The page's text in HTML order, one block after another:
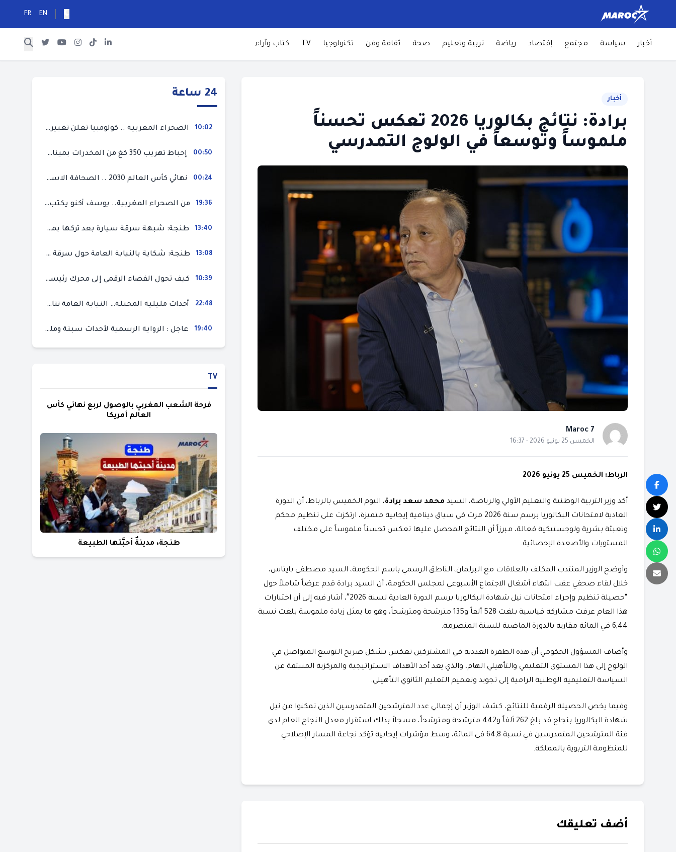
EN
FR
أخبار سياسة مجتمع إقتصاد رياضة تربية وتعليم صحة ثقافة وفن تكنولوجيا TV كتاب وآراء
أخبار
برادة: نتائج بكالوريا 2026 تعكس تحسناً
ملموساً وتوسعاً في الولوج التمدرسي
Maroc 7
الخميس 25 يونيو 2026 - 16:37
الرباط: الخميس 25 يونيو 2026
​أكد وزير التربية الوطنية والتعليم الأولي والرياضة، السيد محمد سعد برادة، اليوم الخميس بالرباط، أن الدورة
العادية لامتحانات البكالوريا برسم سنة 2026 مرت في سياق دينامية إيجابية متميزة، ارتكزت على تنظيم محكم
وتعبئة بشرية ولوجستيكية فعالة، مبرزاً أن النتائج المحصل عليها تعكس تحسناً ملموساً على مختلف
المستويات والأصعدة الإحصائية.
​وأوضح الوزير المنتدب المكلف بالعلاقات مع البرلمان، الناطق الرسمي باسم الحكومة، السيد مصطفى بايتاس،
خلال لقاء صحفي عقب انتهاء أشغال الاجتماع الأسبوعي لمجلس الحكومة، أن السيد برادة قدم عرضاً شاملاً حول
“حصيلة تنظيم وإجراء امتحانات نيل شهادة البكالوريا برسم الدورة العادية لسنة 2026″، أشار فيه إلى أن اختبارات
هذا العام عرفت مشاركة قياسية بلغت 528 ألفاً و135 مترشحة ومترشحاً، وهو ما يمثل زيادة ملموسة بلغت نسبة
6,44 في المائة مقارنة بالدورة الماضية للسنة المنصرمة.
​وأضاف المسؤول الحكومي أن هذه الطفرة العددية في المشتركين تعكس بشكل صريح التوسع المتواصل في
الولوج إلى هذا المستوى التعليمي والتأهيلي الهام، والذي يعد أحد الأهداف الاستراتيجية والمركزية المنبثقة عن
السياسة التعليمية الوطنية الرامية إلى تجويد وتعميم التعليم الثانوي التأهيلي.
​وفيما يخص الحصيلة الرقمية للنتائج، كشف الوزير أن إجمالي عدد المترشحين المتمدرسين الذين تمكنوا من نيل
شهادة البكالوريا بنجاح قد بلغ 262 ألفاً و442 مترشحة ومترشحاً، مسجلاً بذلك استقرار معدل النجاح العام لدى
فئة المترشحين المتمدرسين في نسبة 64,8 في المائة، وسط مؤشرات إيجابية تؤكد نجاعة المسار الإصلاحي
للمنظومة التربوية بالمملكة.
أضف تعليقك
24 ساعة
10:02 الصحراء المغربية .. كولومبيا تعلن تغييرا في موقفها وتعترف بسيادة المغرب على صحرائه
00:50 إحباط تهريب 350 كغ من المخدرات بميناء طنجة المتوسط
00:24 نهائي كأس العالم 2030 .. الصحافة الاسبانية قلقة من حسم الملف لصالح المغرب و”تتهم رئيس الفيفا”
19:36 من الصحراء المغربية.. يوسف أكنو يكتب عن أزمة سبتة المحتلة ويؤكد ان الهجرة السرية ليست حلا وبناء الوطن هو الخيار الأفضل
13:40 طنجة: شبهة سرقة سيارة بعد تركها بمحل ميكانيك للإصلاح
13:08 طنجة: شكاية بالنيابة العامة حول سرقة سيارة تركها صاحبها بمحل ميكانيك للإصلاح
10:39 كيف تحول الفضاء الرقمي إلى محرك رئيسي لأحداث الهجرة في سبتة؟
22:48 أحداث مليلية المحتلة… النيابة العامة تتابع 50 متورطا في محاولة اقتحام السياح الحدودي بتهم ثقيلة
19:40 عاجل : الرواية الرسمية لأحداث سبتة ومليلية المحتلتين (وزارة الداخلية)
TV
فرحة الشعب المغربي بالوصول لربع نهائي كأس
العالم أمريكا
طنجة، مدينةٌ أحبَّتها الطبيعة